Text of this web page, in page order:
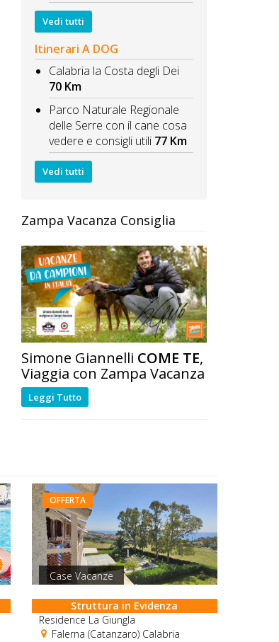
Vedi tutti
Itinerari A DOG
Calabria la Costa degli Dei
70 Km
Parco Naturale Regionale
delle Serre con il cane cosa
vedere e consigli utili 77 Km
Vedi tutti
Zampa Vacanza Consiglia
Simone Giannelli COME TE,
Viaggia con Zampa Vacanza
Leggi Tutto
OFFERTA
Case Vacanze
Struttura in Evidenza
Residence La Giungla
Falerna (Catanzaro) Calabria